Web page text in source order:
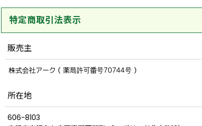
特定商取引法表示
販売主
所在地
606-8103